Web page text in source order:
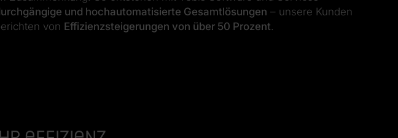
und hochautomatisierte Gesamtlösungen – unsere Kunden
von Effizienzsteigerungen von über 50 Prozent.